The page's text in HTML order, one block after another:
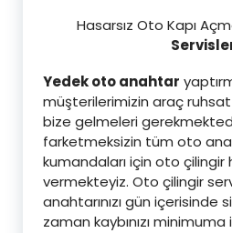
Hasarsız Oto Kapı
Yedek oto anahtar
müşterilerimizin araç
bize gelmeleri
farketmeksizin tüm oto
kumandaları için oto çilingir
vermekteyiz. Oto çilingir
anahtarınızı gün içerisinde
zaman kaybınızı